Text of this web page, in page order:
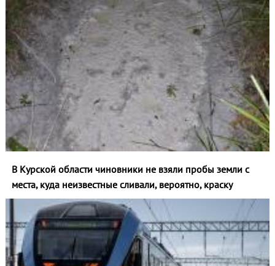
В Курской области чиновники не взяли пробы земли с
места, куда неизвестные сливали, вероятно, краску